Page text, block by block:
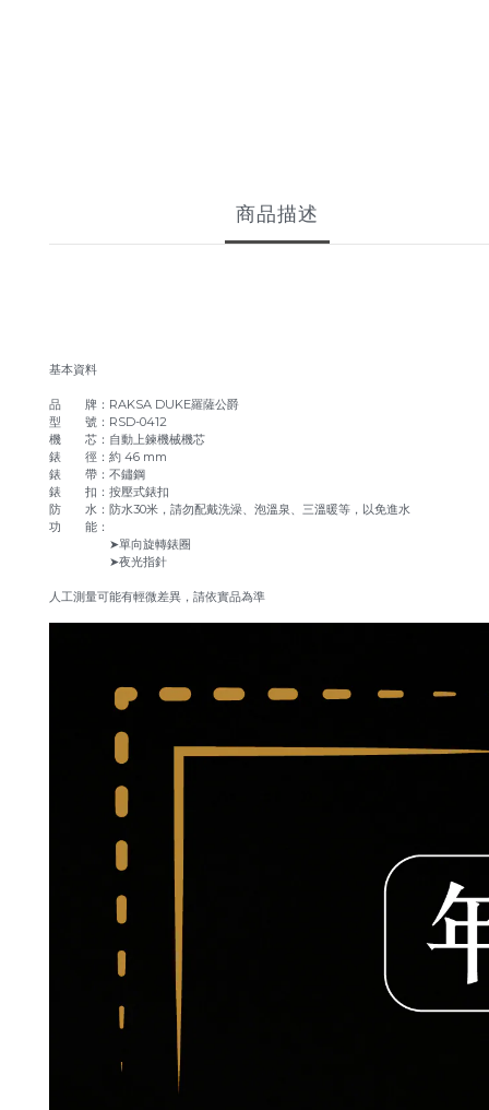
商品描述
基本資料
品 牌：RAKSA DUKE羅薩公爵
型 號：RSD-0412
機 芯：自動上鍊機械機芯
錶 徑：約 46 mm
錶 帶：不鏽鋼
錶 扣：按壓式錶扣
防 水：防水30米，請勿配戴洗澡、泡溫泉、三溫暖等，以免進水
功 能：
➤單向旋轉錶圈
➤夜光指針
人工測量可能有輕微差異，請依實品為準